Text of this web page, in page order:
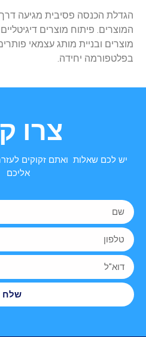
הגדלת הכנסה פסיבית מגיעה
המוצרים. פיתוח מוצרים
מוצרים ובניית מותג עצמאי
בפלטפורמה יחידה.
צרו
יש לכם שאלות ואתם זקוקים
אליכם
שלח